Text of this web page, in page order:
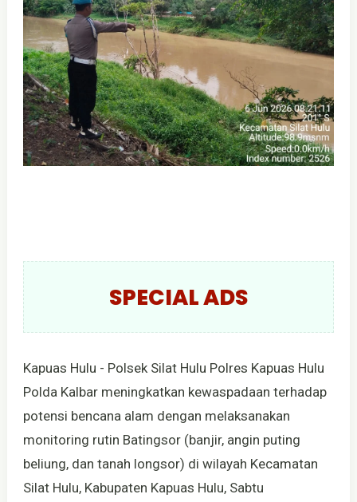
SPECIAL ADS
Kapuas Hulu - Polsek Silat Hulu Polres Kapuas Hulu
Polda Kalbar meningkatkan kewaspadaan terhadap
potensi bencana alam dengan melaksanakan
monitoring rutin Batingsor (banjir, angin puting
beliung, dan tanah longsor) di wilayah Kecamatan
Silat Hulu, Kabupaten Kapuas Hulu, Sabtu